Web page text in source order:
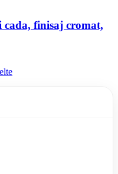
cada, finisaj cromat,